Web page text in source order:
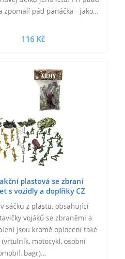
zpomalí pád panáčka - jako…
116 Kč
plastová se zbraní
s vozidly a doplňky CZ
sáčku z plastu, obsahující
vojáků se zbraněmi a
jsou kromě oplocení také
motocykl, osobní
bagr)…